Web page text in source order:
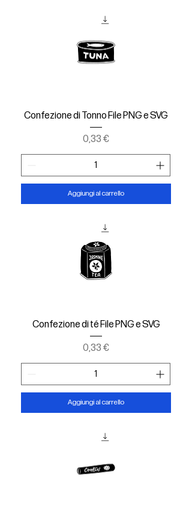
Confezione di Tonno File PNG e SVG
Prezzo
0,33 €
Aggiungi al carrello
Confezione di té File PNG e SVG
Prezzo
0,33 €
Aggiungi al carrello